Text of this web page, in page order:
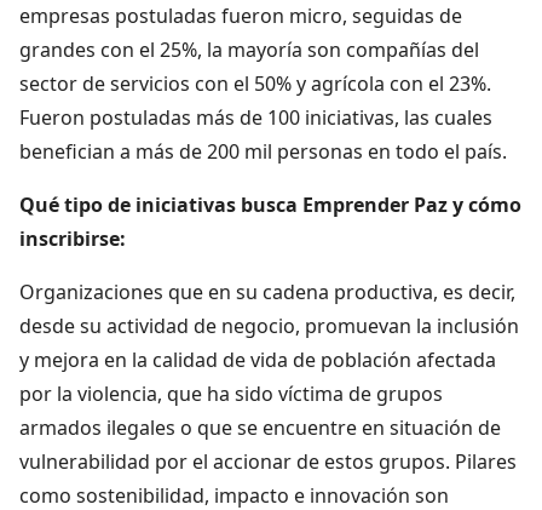
empresas postuladas fueron micro, seguidas de
grandes con el 25%, la mayoría son compañías del
sector de servicios con el 50% y agrícola con el 23%.
Fueron postuladas más de 100 iniciativas, las cuales
benefician a más de 200 mil personas en todo el país.
Qué tipo de iniciativas busca Emprender Paz y cómo
inscribirse:
Organizaciones que en su cadena productiva, es decir,
desde su actividad de negocio, promuevan la inclusión
y mejora en la calidad de vida de población afectada
por la violencia, que ha sido víctima de grupos
armados ilegales o que se encuentre en situación de
vulnerabilidad por el accionar de estos grupos. Pilares
como sostenibilidad, impacto e innovación son